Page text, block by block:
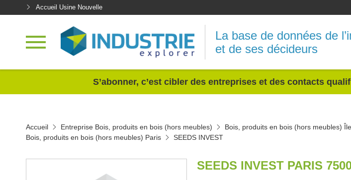
Accueil Usine Nouvelle
La base de données de
et de ses décideurs
S’abonner, c’est cibler des entreprises et des contacts
Accueil Entreprise Bois, produits en bois (hors meubles)
Bois, produits en bois (hors meubles)
Bois, produits en bois (hors meubles) Paris
SEEDS INVEST
SEEDS INVEST PARIS